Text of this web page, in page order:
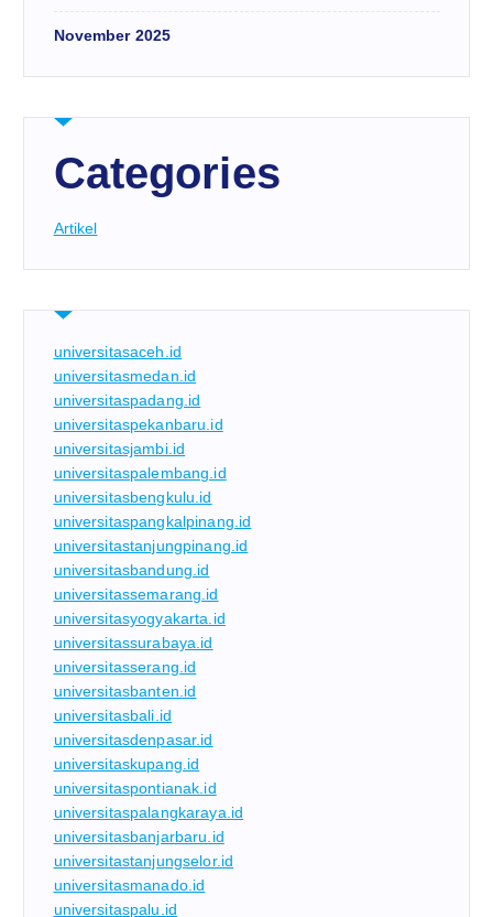
November 2025
Categories
Artikel
universitasaceh.id
universitasmedan.id
universitaspadang.id
universitaspekanbaru.id
universitasjambi.id
universitaspalembang.id
universitasbengkulu.id
universitaspangkalpinang.id
universitastanjungpinang.id
universitasbandung.id
universitassemarang.id
universitasyogyakarta.id
universitassurabaya.id
universitasserang.id
universitasbanten.id
universitasbali.id
universitasdenpasar.id
universitaskupang.id
universitaspontianak.id
universitaspalangkaraya.id
universitasbanjarbaru.id
universitastanjungselor.id
universitasmanado.id
universitaspalu.id